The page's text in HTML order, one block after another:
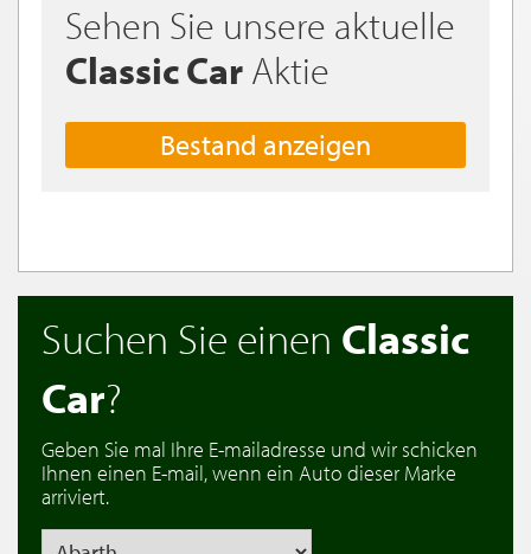
Sehen Sie unsere aktuelle
Classic Car Aktie
Bestand anzeigen
Suchen Sie einen Classic
Car?
Geben Sie mal Ihre E-mailadresse und wir schicken
Ihnen einen E-mail, wenn ein Auto dieser Marke
arriviert.